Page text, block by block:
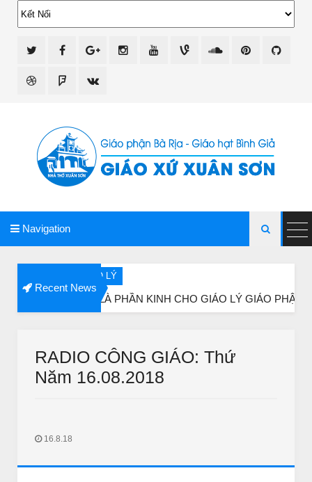
Navigation 
Recent News
LÀ PHẦN KINH CHO GIÁO LÝ GIÁO PHẬN VINH
22 Thường Niên năm B Audio Suy Niệm Mỗi Ngày:
RADIO CÔNG GIÁO: Thứ
Năm 16.08.2018
16.8.18